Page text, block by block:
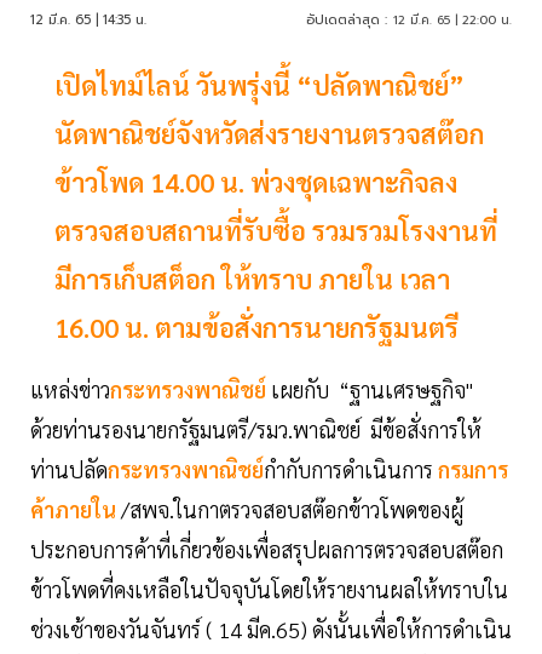
12 มี.ค. 65 | 14:35 น. อัปเดตล่าสุด : 12 มี.ค. 65 | 22:00 น.
เปิดไทม์ไลน์ วันพรุ่งนี้ “ปลัดพาณิชย์”
นัดพาณิชย์จังหวัดส่งรายงานตรวจสต๊อก
ข้าวโพด 14.00 น. พ่วงชุดเฉพาะกิจลง
ตรวจสอบสถานที่รับซื้อ รวมรวมโรงงานที่
มีการเก็บสต็อก ให้ทราบ ภายใน เวลา
16.00 น. ตามข้อสั่งการนายกรัฐมนตรี
แหล่งข่าวกระทรวงพาณิชย์ เผยกับ “ฐานเศรษฐกิจ"
ด้วยท่านรองนายกรัฐมนตรี/รมว.พาณิชย์ มีข้อสั่งการให้
ท่านปลัดกระทรวงพาณิชย์กำกับการดำเนินการ กรมการ
ค้าภายใน /สพจ.ในกาตรวจสอบสต๊อกข้าวโพดของผู้
ประกอบการค้าที่เกี่ยวข้องเพื่อสรุปผลการตรวจสอบสต๊อก
ข้าวโพดที่คงเหลือในปัจจุบันโดยให้รายงานผลให้ทราบใน
ช่วงเช้าของวันจันทร์ ( 14 มีค.65) ดังนั้นเพื่อให้การดำเนิน